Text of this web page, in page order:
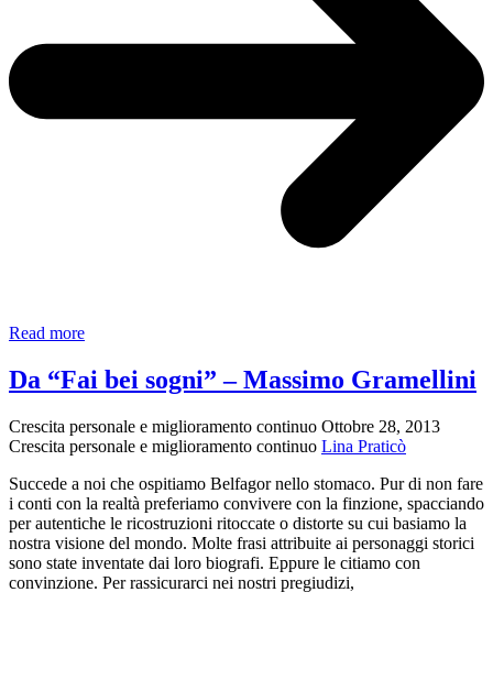
Read moreLa
della
matita
P.
Coelho
Da “Fai bei sogni” – Massimo Gramellini
Crescita personale e miglioramento continuo Ottobre 28, 2013
Crescita personale e miglioramento continuo Lina Praticò
Succede a noi che ospitiamo Belfagor nello stomaco. Pur di non fare
i conti con la realtà preferiamo convivere con la finzione, spacciando
per autentiche le ricostruzioni ritoccate o distorte su cui basiamo la
nostra visione del mondo. Molte frasi attribuite ai personaggi storici
sono state inventate dai loro biografi. Eppure le citiamo con
convinzione. Per rassicurarci nei nostri pregiudizi,